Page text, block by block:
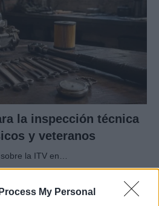
My Personal
la inspección técnica
y veteranos
la ITV en…